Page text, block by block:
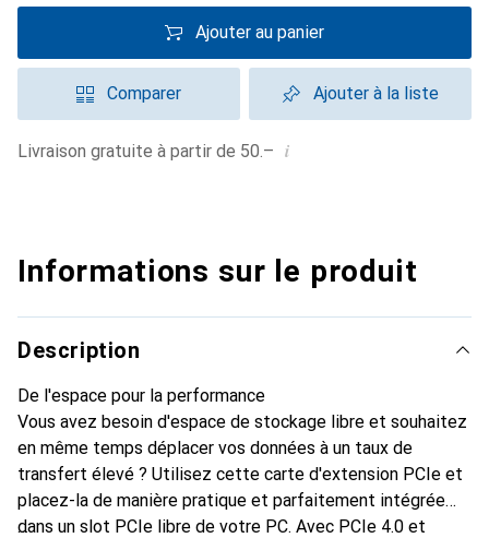
Ajouter au panier
Comparer Ajouter à la liste
Livraison gratuite à partir de 50.– i
Informations sur le produit
Description
De l'espace pour la performance
Vous avez besoin d'espace de stockage libre et souhaitez
en même temps déplacer vos données à un taux de
transfert élevé ? Utilisez cette carte d'extension PCIe et
placez-la de manière pratique et parfaitement intégrée
dans un slot PCIe libre de votre PC. Avec PCIe 4.0 et